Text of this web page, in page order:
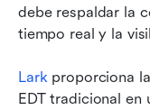
debe respaldar la
tiempo real y la
Lark proporciona
EDT tradicional en